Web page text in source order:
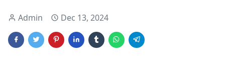
Admin Dec 13, 2024